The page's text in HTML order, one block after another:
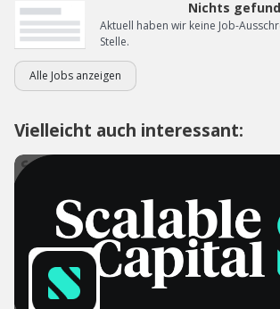
Nichts
Aktuell haben wir keine Job-
Stelle.
Alle Jobs anzeigen
Vielleicht auch interessant: